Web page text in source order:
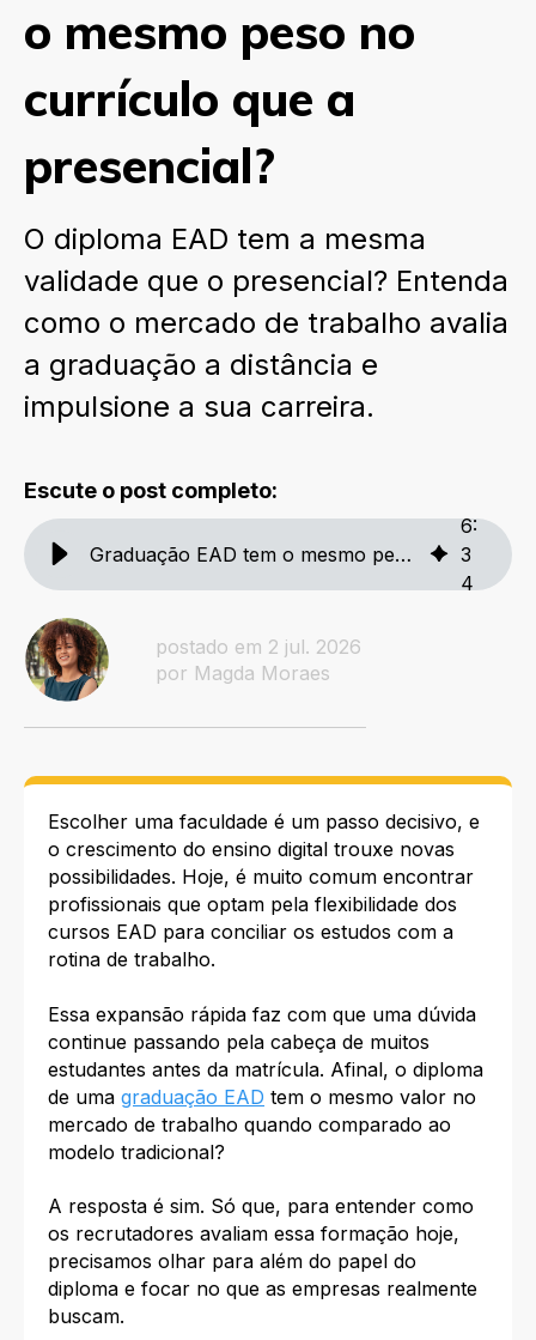
o mesmo peso no
currículo que a
presencial?
O diploma EAD tem a mesma
validade que o presencial? Entenda
como o mercado de trabalho avalia
a graduação a distância e
impulsione a sua carreira.
Escute o post completo:
Graduação EAD tem o mesmo peso no currículo que a presencial?
6:
3
4
postado em 2 jul. 2026
por Magda Moraes
Escolher uma faculdade é um passo decisivo, e
o crescimento do ensino digital trouxe novas
possibilidades. Hoje, é muito comum encontrar
profissionais que optam pela flexibilidade dos
cursos EAD para conciliar os estudos com a
rotina de trabalho.
Essa expansão rápida faz com que uma dúvida
continue passando pela cabeça de muitos
estudantes antes da matrícula. Afinal, o diploma
de uma graduação EAD tem o mesmo valor no
mercado de trabalho quando comparado ao
modelo tradicional?
A resposta é sim. Só que, para entender como
os recrutadores avaliam essa formação hoje,
precisamos olhar para além do papel do
diploma e focar no que as empresas realmente
buscam.